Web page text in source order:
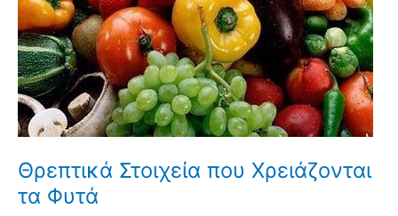
Θρεπτικά Στοιχεία που Χρειάζονται
τα Φυτά